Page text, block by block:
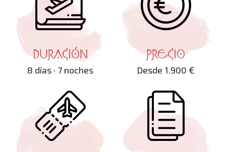
DURACIÓN
8 días · 7 noches
PRECIO
Desde 1.900 €